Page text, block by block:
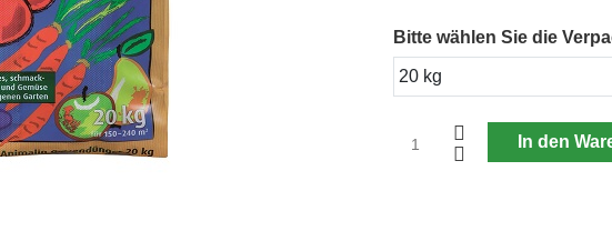
Bitte wählen Sie die
In den